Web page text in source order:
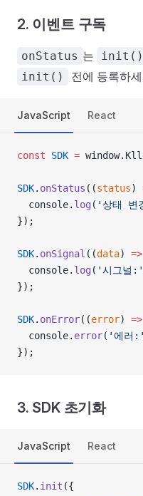
2. 이벤트 구독
onStatus 는 init()
init() 전에 등록하
JavaScript React
const SDK =
SDK. onStatus ((status)
  console.
log ( '상태 변
});
SDK. onSignal ((data) =>
  console.
log ( '시그널:'
});
SDK. onError((error) =>
  console.
error( '에러:'
});
3. SDK 초기화
JavaScript React
SDK. init ({